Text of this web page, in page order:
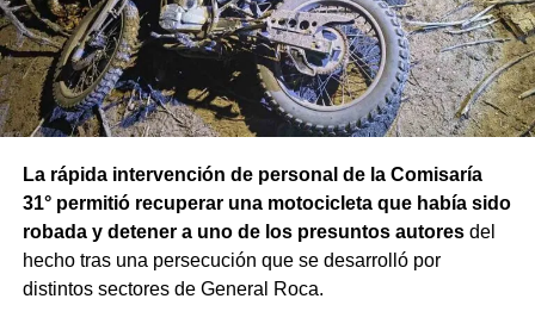
La rápida intervención de personal de la Comisaría
31° permitió recuperar una motocicleta que había sido
robada y detener a uno de los presuntos autoresdel
hecho tras una persecución que se desarrolló por
distintos sectores de General Roca.